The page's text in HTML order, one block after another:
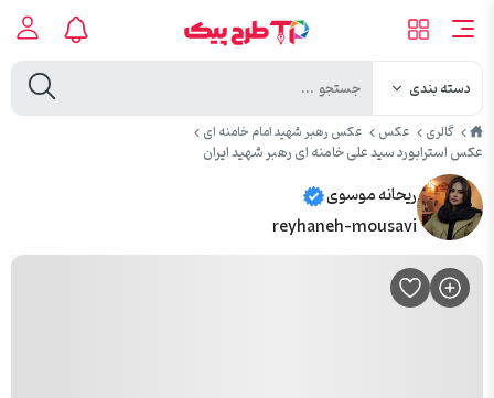
دسته بندی
طرح
پیک
گالری عکس عکس رهبر شهید امام خامنه ای
عکس استرابورد سید علی خامنه ای رهبر شهید ایران
ریحانه موسوی
reyhaneh-mousavi